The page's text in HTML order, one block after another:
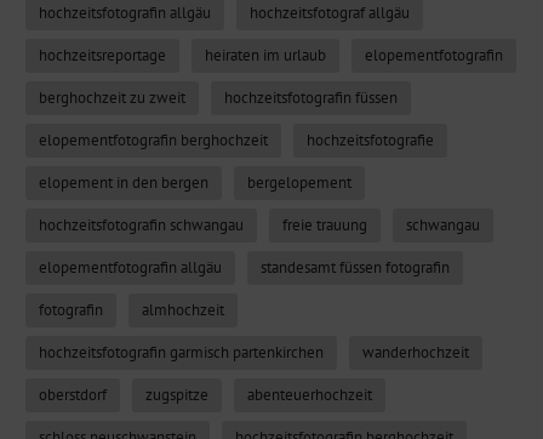
hochzeitsfotografin allgäu hochzeitsfotograf allgäu
hochzeitsreportage heiraten im urlaub elopementfotografin
berghochzeit zu zweit hochzeitsfotografin füssen
elopementfotografin berghochzeit hochzeitsfotografie
elopement in den bergen bergelopement
hochzeitsfotografin schwangau freie trauung schwangau
elopementfotografin allgäu standesamt füssen fotografin
fotografin almhochzeit
hochzeitsfotografin garmisch partenkirchen wanderhochzeit
oberstdorf zugspitze abenteuerhochzeit